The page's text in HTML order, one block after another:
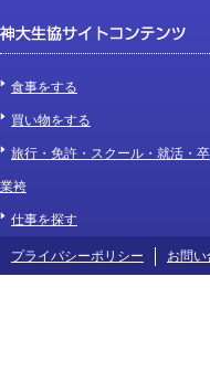
食事をする
買い物をする
旅行・免許・スクール・就活・卒
業袴
仕事を探す
プライバシーポリシー お問